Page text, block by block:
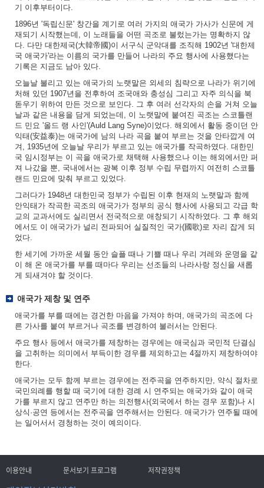
기 이후부터이다.
1896년 '독립신문' 창간을 계기로 여러 가지의 애국가 가사가 신문에 게
재되기 시작했는데, 이 노래들을 어떤 곡조로 불렀는가는 명확하지 않
다. 다만 대한제국(大韓帝國)이 서구식 군악대를 조직해 1902년 '대한제
국 애국가'라는 이름의 국가를 만들어 나라의 주요 행사에 사용했다는
기록은 지금도 남아 있다.
오늘날 불리고 있는 애국가의 노랫말은 외세의 침략으로 나라가 위기에
처해 있던 1907년을 전후하여 조국애와 충성심 그리고 자주 의식을 북
돋우기 위하여 만든 것으로 보인다. 그 후 여러 선각자의 손을 거쳐 오늘
날과 같은 내용을 담게 되었는데, 이 노랫말에 붙여진 곡조는 스코틀랜
드 민요 '올드 랭 사인'(Auld Lang Syne)이었다. 해외에서 활동 중이던 안
익태(安益泰)는 애국가에 남의 나라 곡을 붙여 부르는 것을 안타깝게 여
겨, 1935년에 오늘날 우리가 부르고 있는 애국가를 작곡하였다. 대한민
국 임시정부는 이 곡을 애국가로 채택해 사용했으나 이는 해외에서만 퍼
져 나갔을 뿐, 국내에서는 광복 이후 정부 수립 무렵까지 여전히 스코틀
랜드 민요에 맞춰 부르고 있었다.
그러다가 1948년 대한민국 정부가 수립된 이후 현재의 노랫말과 함께
안익태가 작곡한 곡조의 애국가가 정부의 공식 행사에 사용되고 각급 학
교의 교과서에도 실리면서 전국적으로 애창되기 시작하였다. 그 후 해외
에서도 이 애국가가 널리 전파되어 실질적인 국가(國歌)로 자리 잡게 되
었다.
한 세기에 가까운 세월 동안 슬플 때나 기쁠 때나 우리 겨레와 운명을 같
이 해 온 애국가를 부를 때마다 우리는 선조들의 나라사랑 정신을 새롭
게 되새겨야 할 것이다.
애국가 제창 및 연주
애국가를 부를 때에는 경건한 마음을 가져야 하며, 애국가의 곡조에 다
른 가사를 붙여 부르거나 곡조를 변경하여 불러서는 안된다.
주요 행사 등에서 애국가를 제창하는 경우에는 애국심과 국민적 단결심
을 고취하는 의미에서 부득이한 경우를 제외하고는 4절까지 제창하여야
한다.
애국가는 모두 함께 부르는 경우에는 전주곡을 연주하지만, 약식 절차로
국민의례를 행할 때 국기에 대한 경례 시 연주되는 애국가와 같이 애국
가를 부르지 않고 연주만 하는 의전행사(외국에서 하는 경우 포함)나 시
상식·공연 등에서는 전주곡을 연주해서는 안된다. 애국가가 연주될 때에
는 일어서서 경청하는 것이 예의이다.
이용안내 문서보기 프로그램 저작권정책